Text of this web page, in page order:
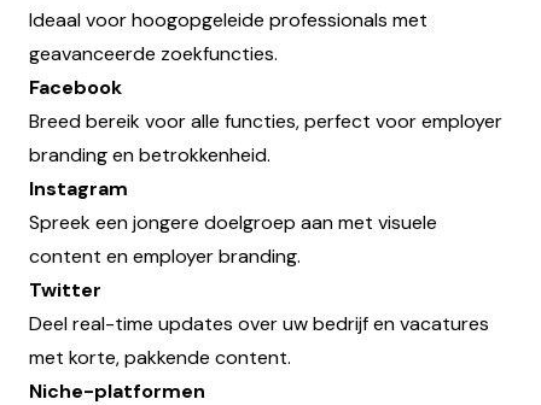
Ideaal voor hoogopgeleide professionals met
geavanceerde zoekfuncties.
Facebook
Breed bereik voor alle functies, perfect voor employer
branding en betrokkenheid.
Instagram
Spreek een jongere doelgroep aan met visuele
content en employer branding.
Twitter
Deel real-time updates over uw bedrijf en vacatures
met korte, pakkende content.
Niche-platformen